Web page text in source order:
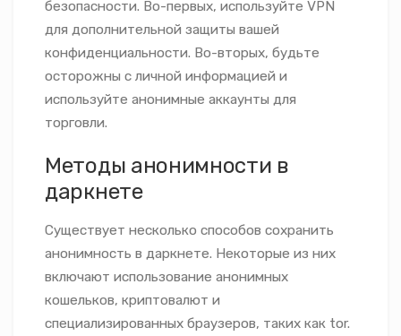
безопасности. Во-первых, используйте VPN
для дополнительной защиты вашей
конфиденциальности. Во-вторых, будьте
осторожны с личной информацией и
используйте анонимные аккаунты для
торговли.
Методы анонимности в
даркнете
Существует несколько способов сохранить
анонимность в даркнете. Некоторые из них
включают использование анонимных
кошельков, криптовалют и
специализированных браузеров, таких как tor.